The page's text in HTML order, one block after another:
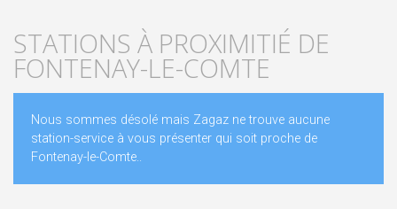
STATIONS À PROXIMITIÉ DE
FONTENAY-LE-COMTE
Nous sommes désolé mais Zagaz ne trouve aucune
station-service à vous présenter qui soit proche de
Fontenay-le-Comte..